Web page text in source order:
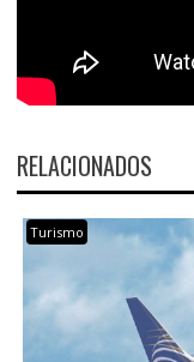
RELACIONADOS
Turismo